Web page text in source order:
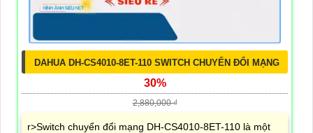
DAHUA DH-CS4010-8ET-110 SWITCH CHUYỂN ĐỔI MẠNG
30%
2,880,000 ₫
r>Switch chuyển đổi mạng DH-CS4010-8ET-110 là một